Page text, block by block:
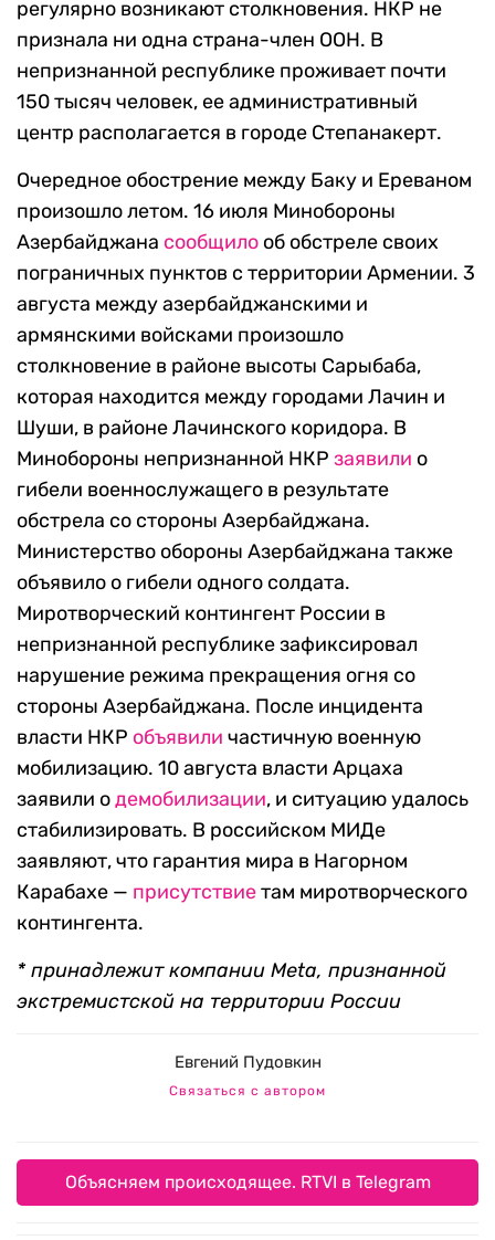
регулярно возникают столкновения. НКР не
признала ни одна страна-член ООН. В
непризнанной республике проживает почти
150 тысяч человек, ее административный
центр располагается в городе Степанакерт.
Очередное обострение между Баку и Ереваном
произошло летом. 16 июля Минобороны
Азербайджана сообщило об обстреле своих
пограничных пунктов с территории Армении. 3
августа между азербайджанскими и
армянскими войсками произошло
столкновение в районе высоты Сарыбаба,
которая находится между городами Лачин и
Шуши, в районе Лачинского коридора. В
Минобороны непризнанной НКР заявили о
гибели военнослужащего в результате
обстрела со стороны Азербайджана.
Министерство обороны Азербайджана также
объявило о гибели одного солдата.
Миротворческий контингент России в
непризнанной республике зафиксировал
нарушение режима прекращения огня со
стороны Азербайджана. После инцидента
власти НКР объявили частичную военную
мобилизацию. 10 августа власти Арцаха
заявили одемобилизации, и ситуацию удалось
стабилизировать. В российском МИДе
заявляют, что гарантия мира в Нагорном
Карабахе — присутствиетам миротворческого
контингента.
* принадлежит компании Meta, признанной
экстремистской на территории России
Евгений Пудовкин
Связаться с автором
Объясняем происходящее. RTVI в Telegram